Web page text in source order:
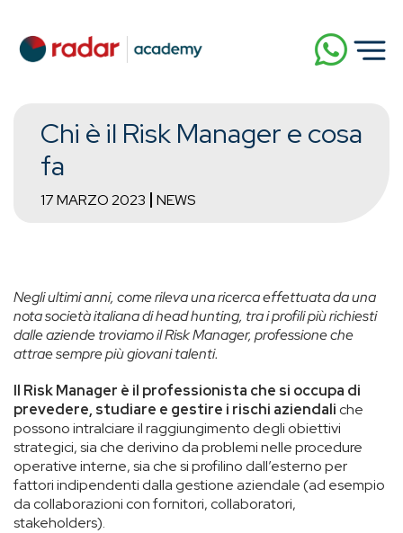
Chi è il Risk Manager e cosa
fa
17 MARZO 2023 NEWS
Negli ultimi anni, come rileva una ricerca effettuata da una
nota società italiana di head hunting, tra i profili più richiesti
dalle aziende troviamo il Risk Manager, professione che
attrae sempre più giovani talenti.
Il Risk Manager è il professionista che si occupa di
prevedere, studiare e gestire i rischi aziendaliche
possono intralciare il raggiungimento degli obiettivi
strategici, sia che derivino da problemi nelle procedure
operative interne, sia che si profilino dall’esterno per
fattori indipendenti dalla gestione aziendale (ad esempio
da collaborazioni con fornitori, collaboratori,
stakeholders).